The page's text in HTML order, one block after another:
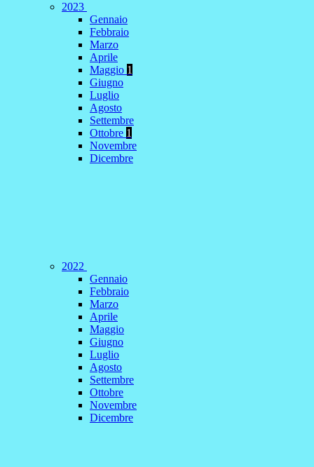
2023
Gennaio
Febbraio
Marzo
Aprile
Maggio 1
Giugno
Luglio
Agosto
Settembre
Ottobre 1
Novembre
Dicembre
2022
Gennaio
Febbraio
Marzo
Aprile
Maggio
Giugno
Luglio
Agosto
Settembre
Ottobre
Novembre
Dicembre